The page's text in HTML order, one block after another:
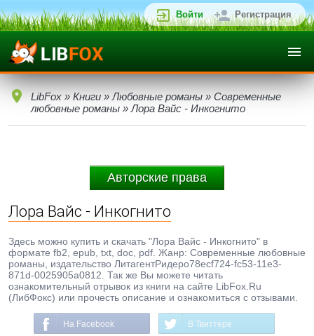
Войти Регистрация
LibFox » Книги » Любовные романы » Современные
любовные романы » Лора Вайс - Инкогнито
Авторские права
Лора Вайс - Инкогнито
Здесь можно купить и скачать "Лора Вайс - Инкогнито" в
формате fb2, epub, txt, doc, pdf. Жанр: Современные любовные
романы, издательство ЛитагентРидеро78ecf724-fc53-11e3-
871d-0025905a0812. Так же Вы можете читать
ознакомительный отрывок из книги на сайте LibFox.Ru
(ЛибФокс) или прочесть описание и ознакомиться с отзывами.
На Facebook В Твиттере